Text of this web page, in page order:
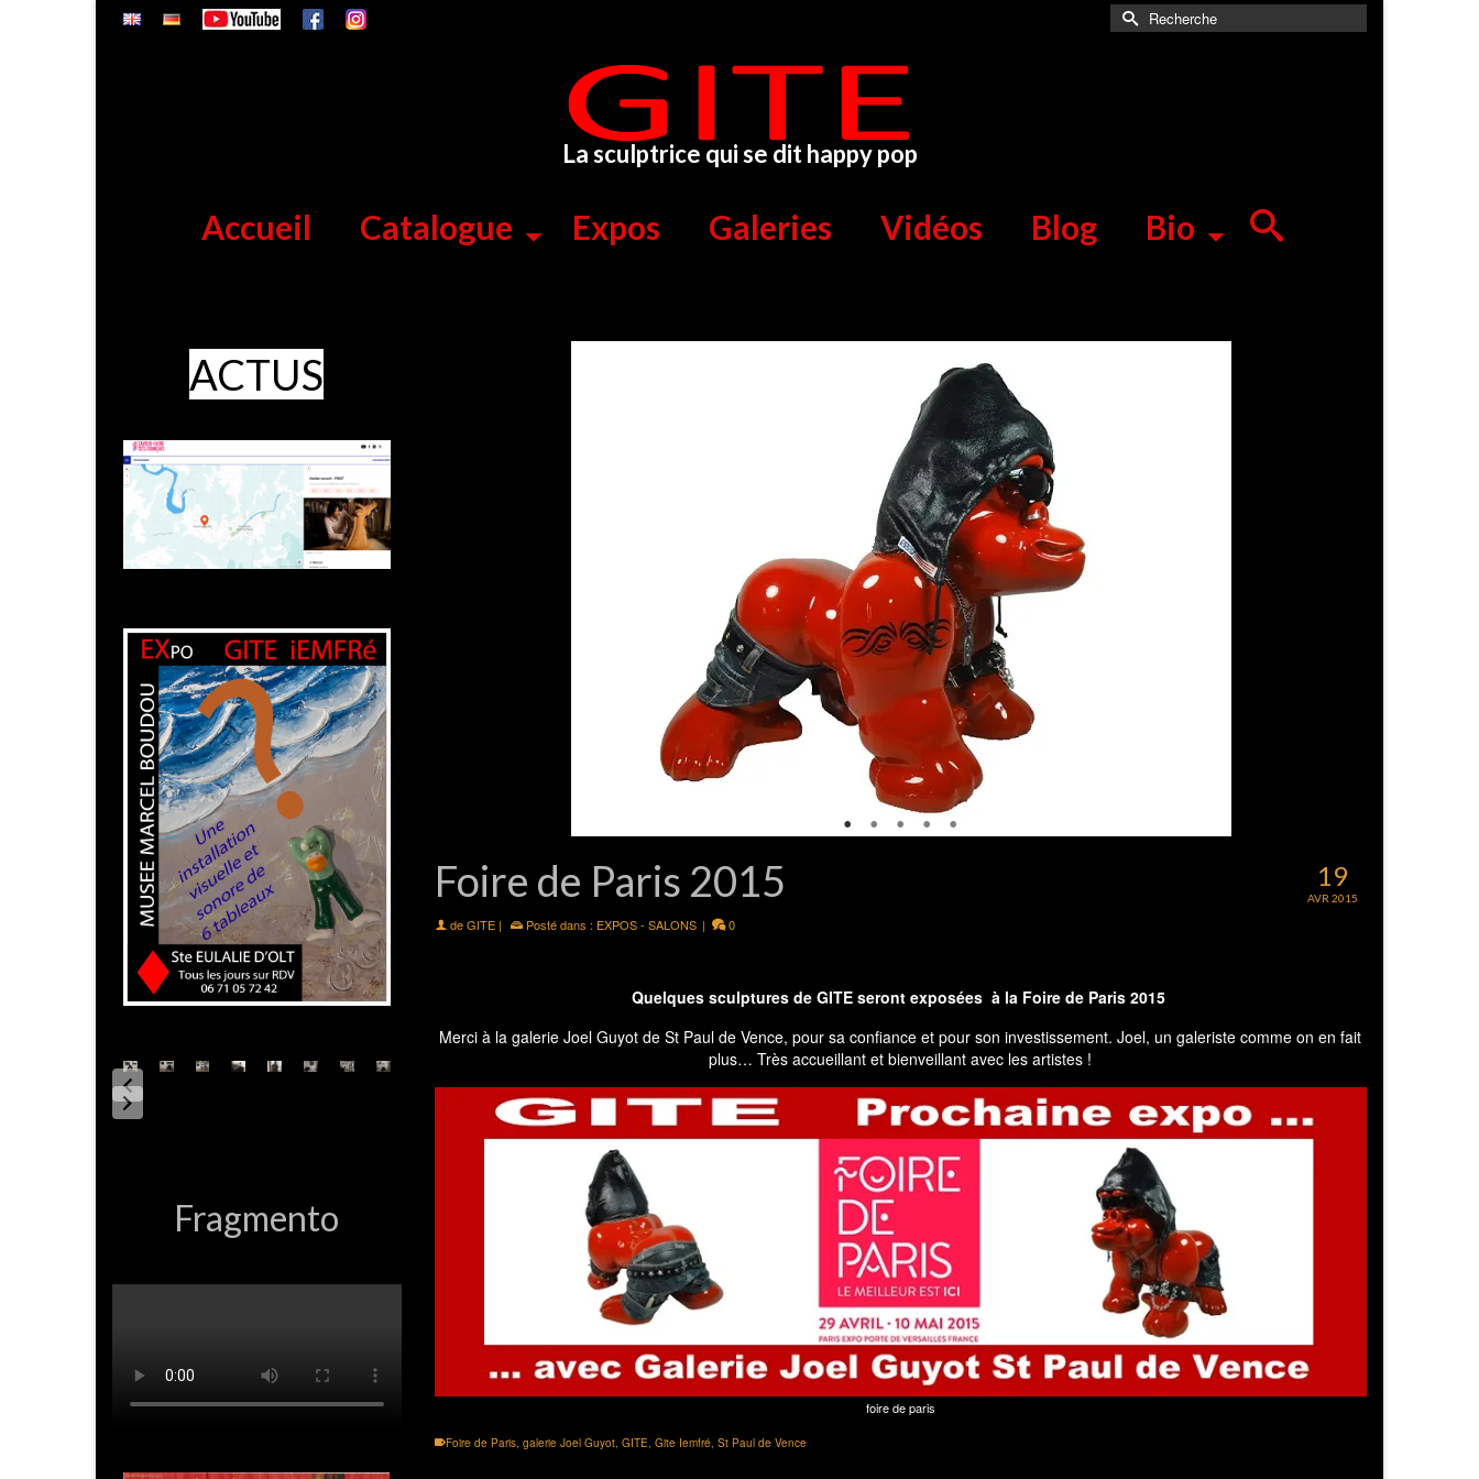
Rechercher :
La sculptrice qui se dit happy pop
Accueil Catalogue Expos Galeries Vidéos Blog Bio
19
AVR 2015
Foire de Paris 2015
deGITE | Posté dans : EXPOS - SALONS | 0
Quelques sculptures de GITEseront exposées à la Foire de Paris 2015
Merci à lagalerie Joel Guyot de St Paul de Vence, pour sa confiance et pour son investissement. Joel, un galeriste comme on en fait
plus… Très accueillant et bienveillant avec les artistes !
foire de paris
Foire de Paris, galerie Joel Guyot, GITE, Gite Iemfré, St Paul de Vence
ACTUS
Fragmento